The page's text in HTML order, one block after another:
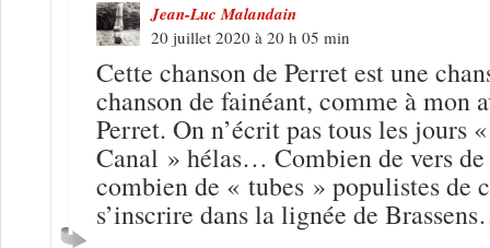
Jean-Luc Malandain
20 juillet 2020 à 20 h 05 min
Cette chanson de Perret est une
chanson de fainéant, comme à mon
Perret. On n’écrit pas tous les jours
Canal » hélas… Combien de vers
combien de « tubes » populistes de
s’inscrire dans la lignée de